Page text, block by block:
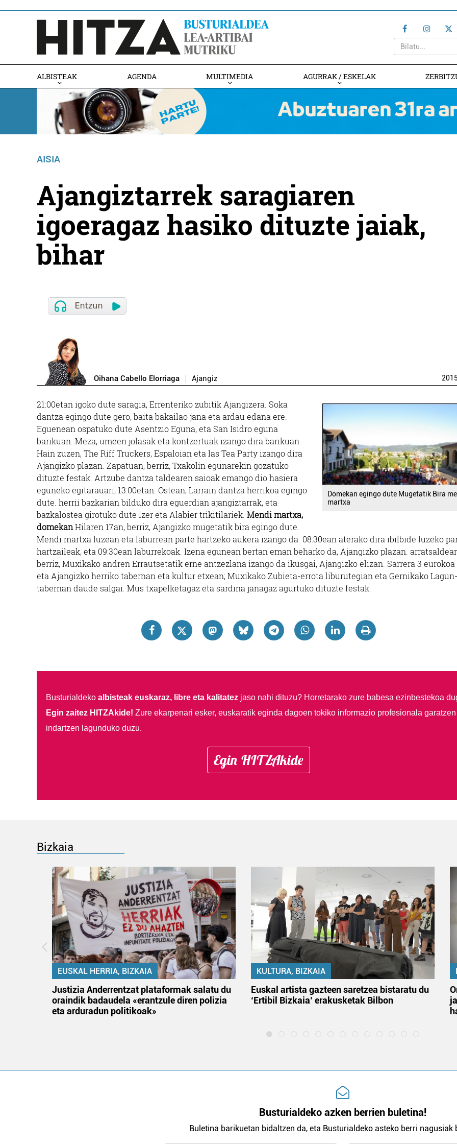
ALBISTEAK AGENDA MULTIMEDIA AGURRAK / ESKELAK
AISIA
Ajangiztarrek saragiaren
igoeragaz hasiko dituzte jaiak,
bihar
Oihana Cabello Elorriaga Ajangiz 2015
Domekan egingo dute Mugetatik Bira
martxa
21:00etan igoko dute saragia, Errenteriko zubitik Ajangizera. Soka
dantza egingo dute gero, baita bakailao jana eta ardau edana ere.
Eguenean ospatuko dute Asentzio Eguna, eta San Isidro eguna
barikuan. Meza, umeen jolasak eta kontzertuak izango dira barikuan.
Hain zuzen, The Riff Truckers, Espaloian eta las Tea Party izango dira
Ajangizko plazan. Zapatuan, berriz, Txakolin egunarekin gozatuko
dituzte festak. Artzube dantza taldearen saioak emango dio hasiera
eguneko egitarauari, 13:00etan. Ostean, Larrain dantza herrikoa egingo
dute. herrii bazkarian bilduko dira eguerdian ajangiztarrak, eta
bazkalostea girotuko dute Izer eta Alabier trikitilariek. Mendi martxa,
domekanHilaren 17an, berriz, Ajangizko mugetatik bira egingo dute.
Mendi martxa luzean eta laburrean parte hartzeko aukera izango da. 08:30ean aterako dira ibilbide luzeko
hartzaileak, eta 09:30ean laburrekoak. Izena egunean bertan eman beharko da, Ajangizko plazan.
berriz, Muxikako andren Errautsetatik erne antzezlana izango da ikusgai, Ajangizko elizan. Sarrera 3 eurokoa
eta Ajangizko herriko tabernan eta kultur etxean; Muxikako Zubieta-errota liburutegian eta Gernikako
tabernan daude salgai. Mus txapelketagaz eta sardina janagaz agurtuko dituzte festak.
Busturialdeko albisteak euskaraz, libre eta kalitatezjaso nahi dituzu? Horretarako zure babesa ezinbestekoa
Egin zaitez HITZAkide! Zure ekarpenari esker, euskaratik eginda dagoen tokiko informazio profesionala garatzen
indartzen lagunduko duzu.
Egin HITZAkide
Bizkaia
EUSKAL HERRIA, BIZKAIA
Justizia Anderrentzat plataformak salatu du
oraindik badaudela «erantzule diren polizia
eta arduradun politikoak»
KULTURA, BIZKAIA
Euskal artista gazteen saretzea bistaratu du
‘Ertibil Bizkaia’ erakusketak Bilbon
Busturialdeko azken berrien buletina!
Buletina barikuetan bidaltzen da, eta Busturialdeko asteko berri nagusiak